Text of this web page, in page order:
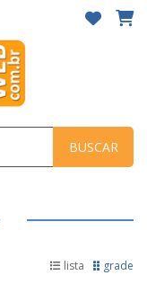
BUSCAR
lista grade